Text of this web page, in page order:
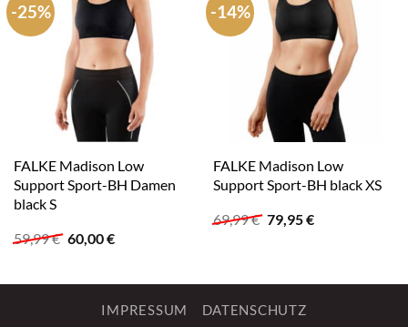
-25%
FALKE Madison Low
Support Sport-BH Damen
black S
59,99€ Ursprünglicher
Preis
59,99 €
60,00€Aktueller
60,00 €.
-14%
FALKE Madison Low
Support Sport-BH black XS
69,99€ Ursprünglicher
Preis
79,95€Aktueller
IMPRESSUM DATENSCHUTZ